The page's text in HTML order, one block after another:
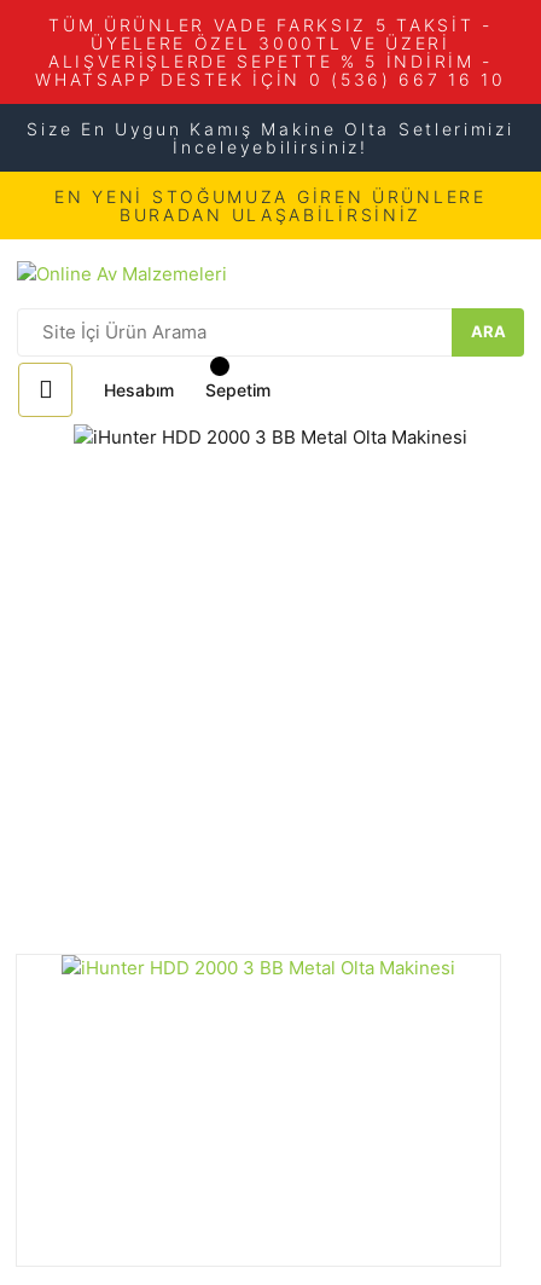
TÜM ÜRÜNLER VADE FARKSIZ 5 TAKSİT -
ÜYELERE ÖZEL 3000TL VE ÜZERİ
ALIŞVERİŞLERDE SEPETTE % 5 İNDİRİM -
WHATSAPP DESTEK İÇİN 0 (536) 667 16 10
Size En Uygun Kamış Makine Olta Setlerimizi
İnceleyebilirsiniz!
EN YENİ STOĞUMUZA GİREN ÜRÜNLERE
BURADAN ULAŞABİLİRSİNİZ
ARA
Hesabım Sepetim